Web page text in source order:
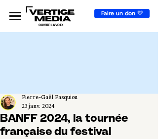
Faire un don 💛
OUVRIR LA VOIX
BANFF 2024, la tournée
française du festival
Pierre-Gaël Pasquiou
23 janv. 2024